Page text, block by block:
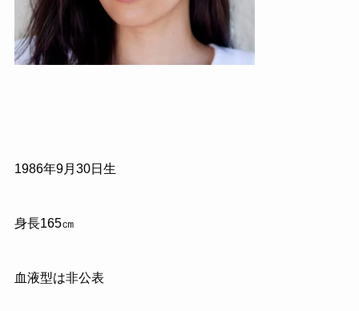
1986年9月 30日生
身長165㎝
血液型は非公表